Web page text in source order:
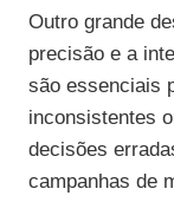
Outro grande
precisão e a
são essenciais
inconsistentes
decisões
campanhas de